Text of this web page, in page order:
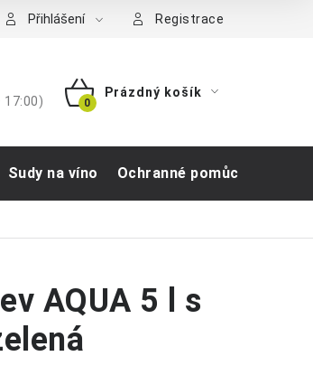
Přihlášení Registrace
17:00)
NÁKUPNÍ
Prázdný košík
Sudy na víno Ochranné pomůcky
AQUA 5 l s